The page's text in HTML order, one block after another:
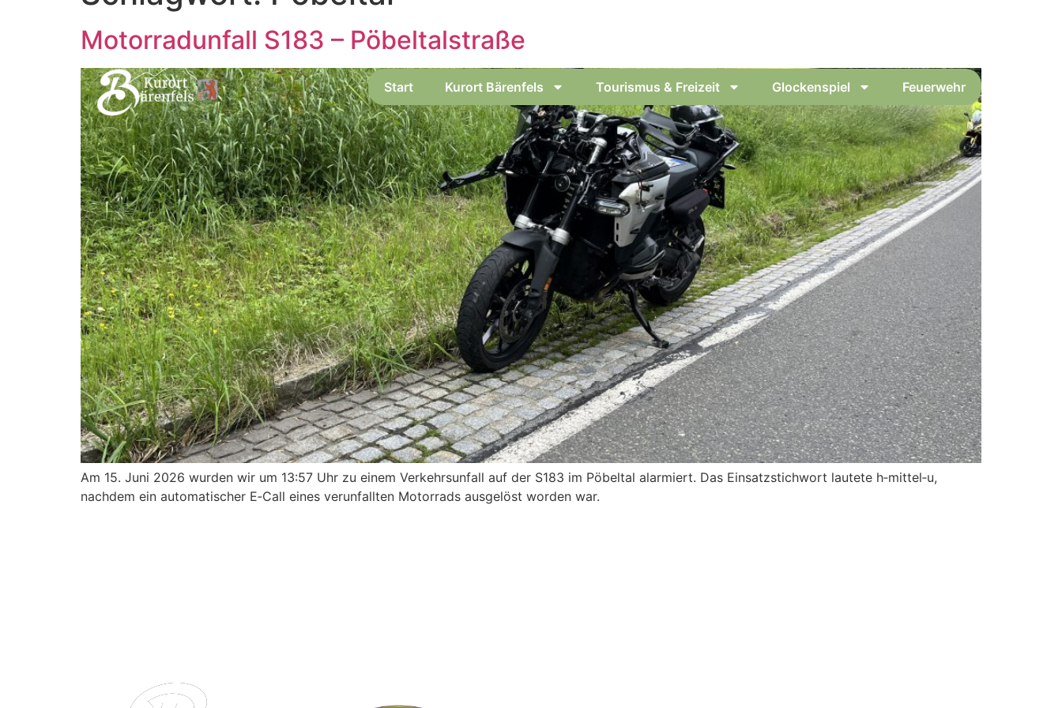
Start Kurort Bärenfels Tourismus & Freizeit Glockenspiel Feuerwehr
Motorradunfall S183 – Pöbeltalstraße
Am 15. Juni 2026 wurden wir um 13:57 Uhr zu einem Verkehrsunfall auf der S183 im Pöbeltal alarmiert. Das Einsatzstichwort lautete h‑mittel‑u,
nachdem ein automatischer E‑Call eines verunfallten Motorrads ausgelöst worden war.